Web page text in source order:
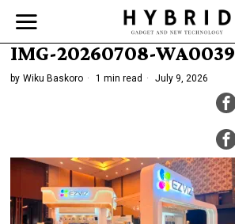
IMG-20260708-WA0039
by Wiku Baskoro 1 min read July 9, 2026